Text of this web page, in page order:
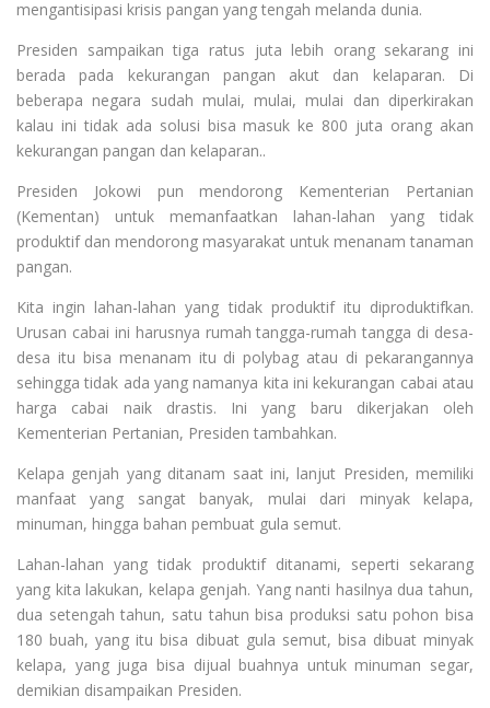
mengantisipasi krisis pangan yang tengah melanda dunia.
Presiden sampaikan tiga ratus juta lebih orang sekarang ini
berada pada kekurangan pangan akut dan kelaparan. Di
beberapa negara sudah mulai, mulai, mulai dan diperkirakan
kalau ini tidak ada solusi bisa masuk ke 800 juta orang akan
kekurangan pangan dan kelaparan..
Presiden Jokowi pun mendorong Kementerian Pertanian
(Kementan) untuk memanfaatkan lahan-lahan yang tidak
produktif dan mendorong masyarakat untuk menanam tanaman
pangan.
Kita ingin lahan-lahan yang tidak produktif itu diproduktifkan.
Urusan cabai ini harusnya rumah tangga-rumah tangga di desa-
desa itu bisa menanam itu di polybag atau di pekarangannya
sehingga tidak ada yang namanya kita ini kekurangan cabai atau
harga cabai naik drastis. Ini yang baru dikerjakan oleh
Kementerian Pertanian, Presiden tambahkan.
Kelapa genjah yang ditanam saat ini, lanjut Presiden, memiliki
manfaat yang sangat banyak, mulai dari minyak kelapa,
minuman, hingga bahan pembuat gula semut.
Lahan-lahan yang tidak produktif ditanami, seperti sekarang
yang kita lakukan, kelapa genjah. Yang nanti hasilnya dua tahun,
dua setengah tahun, satu tahun bisa produksi satu pohon bisa
180 buah, yang itu bisa dibuat gula semut, bisa dibuat minyak
kelapa, yang juga bisa dijual buahnya untuk minuman segar,
demikian disampaikan Presiden.